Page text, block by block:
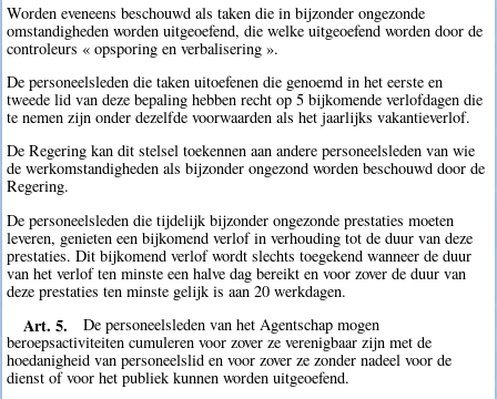
Worden eveneens beschouwd als taken die in bijzonder ongezonde
omstandigheden worden uitgeoefend, die welke uitgeoefend worden door de
controleurs « opsporing en verbalisering ».
De personeelsleden die taken uitoefenen die genoemd in het eerste en
tweede lid van deze bepaling hebben recht op 5 bijkomende verlofdagen die
te nemen zijn onder dezelfde voorwaarden als het jaarlijks vakantieverlof.
De Regering kan dit stelsel toekennen aan andere personeelsleden van wie
de werkomstandigheden als bijzonder ongezond worden beschouwd door de
Regering.
De personeelsleden die tijdelijk bijzonder ongezonde prestaties moeten
leveren, genieten een bijkomend verlof in verhouding tot de duur van deze
prestaties. Dit bijkomend verlof wordt slechts toegekend wanneer de duur
van het verlof ten minste een halve dag bereikt en voor zover de duur van
deze prestaties ten minste gelijk is aan 20 werkdagen.
Art. 5.
De personeelsleden van het Agentschap mogen
beroepsactiviteiten cumuleren voor zover ze verenigbaar zijn met de
hoedanigheid van personeelslid en voor zover ze zonder nadeel voor de
dienst of voor het publiek kunnen worden uitgeoefend.